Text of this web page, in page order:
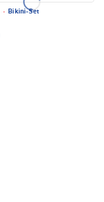
· Bikini-Set